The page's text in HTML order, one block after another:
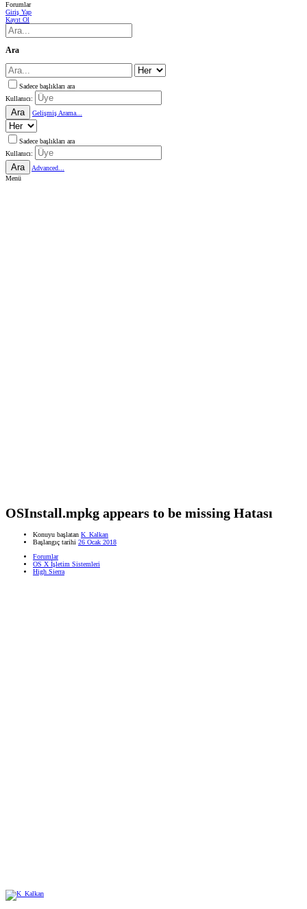
Forumlar
Giriş Yap
Kayıt Ol
Ara
Sadece başlıkları ara
Kullanıcı:
Ara Gelişmiş Arama...
Sadece başlıkları ara
Kullanıcı:
Ara
Advanced...
Menü
OSInstall.mpkg appears to be missing Hatası
Konuyu başlatan K_Kalkan
Başlangıç tarihi 26 Ocak 2018
Forumlar
OS X İşletim Sistemleri
High Sierra